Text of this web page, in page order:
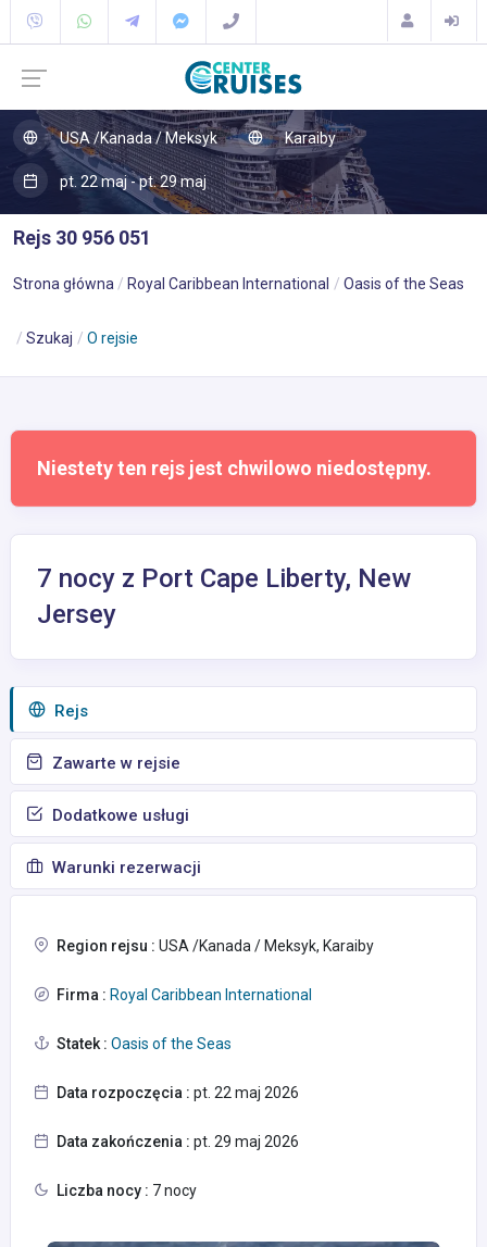
USA /Kanada / Meksyk Karaiby
pt. 22 maj - pt. 29 maj
Rejs 30 956 051
Strona główna Royal Caribbean International Oasis of the Seas
Szukaj O rejsie
Niestety ten rejs jest chwilowo niedostępny.
7 nocy z Port Cape Liberty, New
Jersey
Rejs
Zawarte w rejsie
Dodatkowe usługi
Warunki rezerwacji
Region rejsu : USA /Kanada / Meksyk, Karaiby
Firma : Royal Caribbean International
Statek : Oasis of the Seas
Data rozpoczęcia : pt. 22 maj 2026
Data zakończenia : pt. 29 maj 2026
Liczba nocy : 7 nocy